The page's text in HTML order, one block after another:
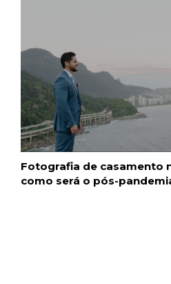
Fotografia de casamento
como será o pós-